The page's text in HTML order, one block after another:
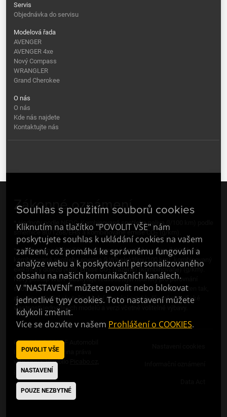
Servis
Objednávka do servisu
Modelová řada
AVENGER
AVENGER 4xe
Nový Compass
WRANGLER
Grand Cherokee
O nás
O nás
Kde nás najdete
Kontaktujte nás
Zákonné oznámení
* Hodnoty podle NEDC: Kombinovaná spotřeba paliva (l/100 km) podle
směrnice 80/1268/EHS a kombinované emise CO (g/km).
** Hodnoty podle WLTP: kombinovaná spotřeba paliva (l/100 km),
kombinovaná spotřeba energie (kWh elektřiny/100 km), kombinovaný
elektrický dojezd (km); Emise CO (vážené) (kombinované) (g/km).
Nový postup WLTP poskytuje realističtější hodnoty pro porovnání
spotřeby paliva a emisí CO2různých modelů, protože byl navržen tak,
aby lépe odrážel skutečné jízdní chování a zohledňoval specifické
vlastnosti jednotlivých modelů a verzí včetně volitelné výbavy.
Copyright © 2023 F Automobil
Import s.r.o. Všechna práva
vyhrazena. Vyrobilo
a.s.
Souhlas s použitím souborů cookies
Kliknutím na tlačítko "POVOLIT VŠE" nám
poskytujete souhlas k ukládání cookies na vašem
zařízení, což pomáhá ke správnému fungování a
analýze webu a k poskytování personalizovaného
obsahu na našich komunikačních kanálech.
V "NASTAVENÍ" můžete povolit nebo blokovat
jednotlivé typy cookies. Toto nastavení můžete
kdykoli změnit.
Více se dozvíte v našem Prohlášení o COOKIES.
POVOLIT VŠE
NASTAVENÍ
POUZE NEZBYTNÉ